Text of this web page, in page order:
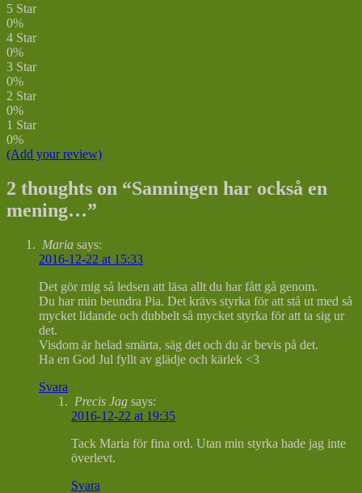
5 Star
0%
4 Star
0%
3 Star
0%
2 Star
0%
1 Star
0%
(Add your review)
2 thoughts on “Sanningen har också en
mening…”
Maria says:
2016-12-22 at 15:33
Det gör mig så ledsen att läsa allt du har fått gå genom.
Du har min beundra Pia. Det krävs styrka för att stå ut med så
mycket lidande och dubbelt så mycket styrka för att ta sig ur
det.
Visdom är helad smärta, säg det och du är bevis på det.
Ha en God Jul fyllt av glädje och kärlek <3
Svara
Precis Jag says:
2016-12-22 at 19:35
Tack Maria för fina ord. Utan min styrka hade jag inte
överlevt.
Svara